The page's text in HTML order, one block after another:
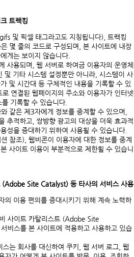
트랙킹
및 픽셀 태그라고도 지칭됩니다), 트랙킹
몇 줄의 코드로 구성되며, 본 사이트에 내장
게는 보이지 않습니다.
사용되며, 웹 서버로 하여금 이용자의 운영체
및 기타 시스템 설정뿐만 아니라, 시스템이 사
및 시간대 등 구체적인 내용을 기록할 수 있
연결된 웹페이지의 주소와 이용자가 인터넷
기록할 수 있습니다.
같은 제3자에게 정보를 중계할 수 있으며,
추적하고, 쌍방향 광고의 대상을 더욱 효과적
성을 증대하기 위하여 사용될 수 있습니다.
참조), 웹비콘이 이용자에 대한 정보를 중계
사이트 이용이 부분적으로 제한될 수 있습니
(Adobe Site Catalyst) 등 타사의 서비스 사용
의 이용 편의를 증대시키기 위해 계속 노력하
사이트 카탈리스트 (Adobe Site
비스를 본 사이트에 적용하고 사용하고 있습
스는 회사를 대신하여 쿠키, 웹 서버 로그, 웹